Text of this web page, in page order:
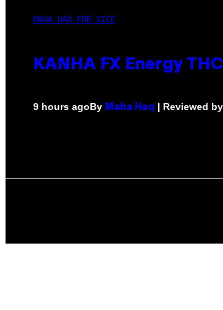
MAHA HAQ FOR VICE
KANHA FX Energy
9 hours agoBy Maha Haq | Reviewed by